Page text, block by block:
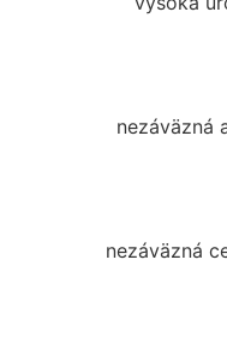
nezáväzná
nezáväzná